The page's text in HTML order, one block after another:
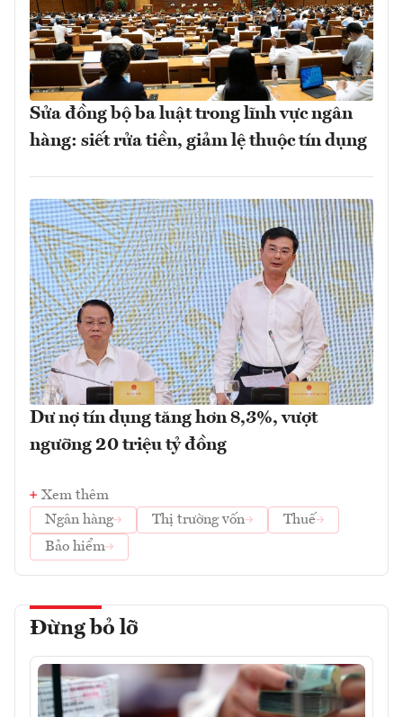
Sửa đồng bộ ba luật trong lĩnh vực ngân
hàng: siết rửa tiền, giảm lệ thuộc tín dụng
Dư nợ tín dụng tăng hơn 8,3%, vượt
ngưỡng 20 triệu tỷ đồng
Xem thêm
Ngân hàng
Thị trường vốn
Thuế
Bảo hiểm
Đừng bỏ lỡ